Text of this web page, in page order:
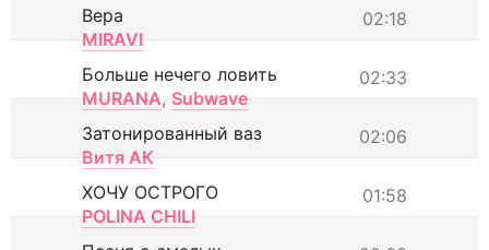
02:18
Вера
MIRAVI
02:33
Больше нечего ловить
MURANA, Subwave
02:06
Затонированный ваз
Витя АК
01:58
ХОЧУ ОСТРОГО
POLINA CHILI